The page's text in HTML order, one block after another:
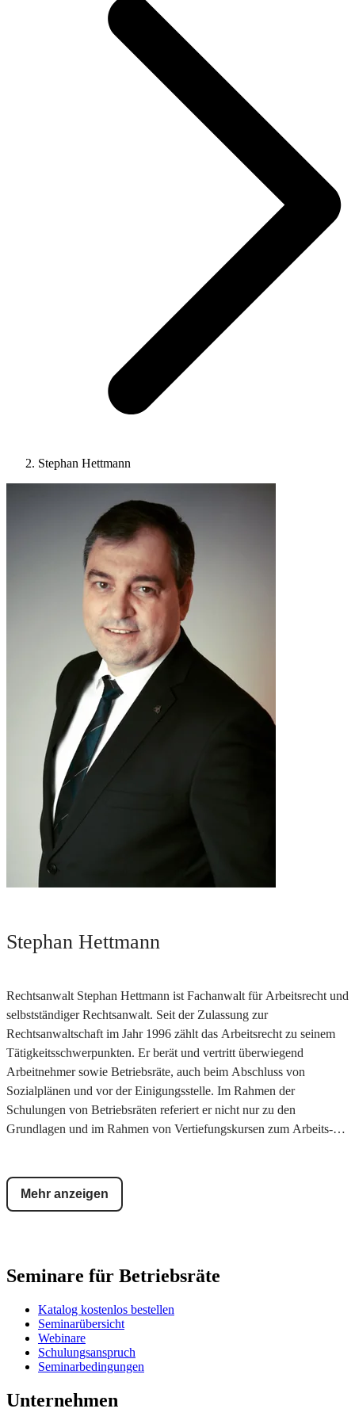
Stephan Hettmann
Stephan Hettmann
Rechtsanwalt Stephan Hettmann ist Fachanwalt für Arbeitsrecht und
selbstständiger Rechtsanwalt. Seit der Zulassung zur
Rechtsanwaltschaft im Jahr 1996 zählt das Arbeitsrecht zu seinem
Tätigkeitsschwerpunkten. Er berät und vertritt überwiegend
Arbeitnehmer sowie Betriebsräte, auch beim Abschluss von
Sozialplänen und vor der Einigungsstelle. Im Rahmen der
Schulungen von Betriebsräten referiert er nicht nur zu den
Grundlagen und im Rahmen von Vertiefungskursen zum Arbeits-
Betriebsänderungen.
Mehr anzeigen
Seminare für Betriebsräte
Katalog kostenlos bestellen
Seminarübersicht
Webinare
Schulungsanspruch
Seminarbedingungen
Unternehmen